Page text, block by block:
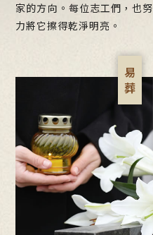
家的方向。每位志工們，也努
力將它擦得乾淨明亮。
易 葬